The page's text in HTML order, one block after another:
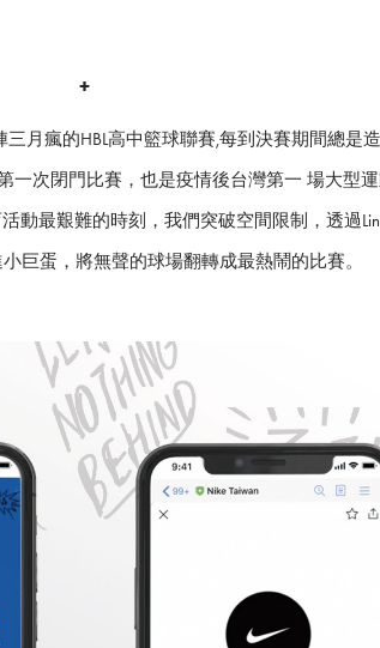
+
月瘋的HBL高中籃球聯賽,每到決賽期間總是
一次閉門比賽，也是疫情後台灣第一 場大型
動最艱難的時刻，我們突破空間限制，透過
巨蛋，將無聲的球場翻轉成最熱鬧的比賽。